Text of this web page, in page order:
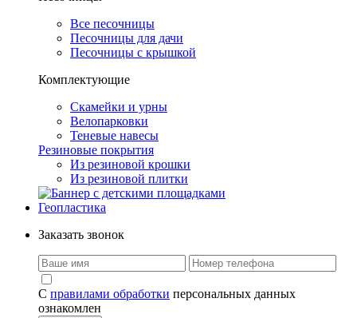
Все песочницы
Песочницы для дачи
Песочницы с крышкой
Комплектующие
Скамейки и урны
Велопарковки
Теневые навесы
Резиновые покрытия
Из резиновой крошки
Из резиновой плитки
Геопластика
Заказать звонок
С правилами обработки персональных данных
ознакомлен